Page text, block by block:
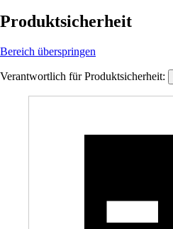
Produktsicherheit
Bereich überspringen
Verantwortlich für Produktsicherheit: